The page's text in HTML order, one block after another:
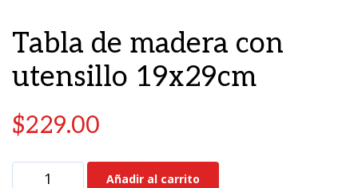
Tabla de madera con
utensillo 19x29cm
$229.00
Añadir al carrito